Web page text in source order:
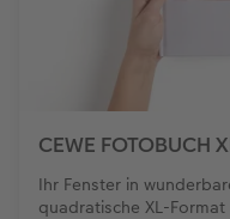
CEWE FOTOBUCH
Ihr Fenster in
quadratische XL-